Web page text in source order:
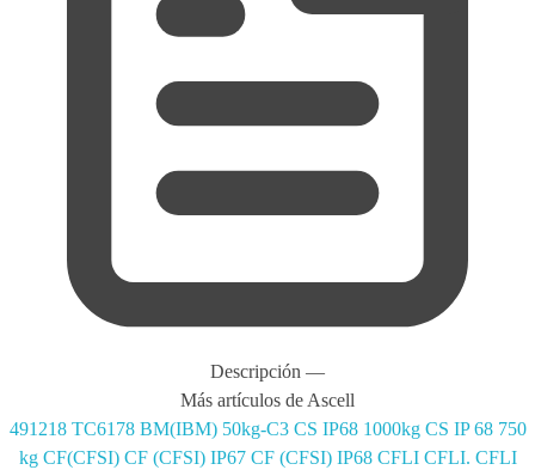
Descripción —
Más artículos de Ascell
491218 TC6178 BM(IBM) 50kg-C3 CS IP68 1000kg CS IP 68 750
kg CF(CFSI) CF (CFSI) IP67 CF (CFSI) IP68 CFLI CFLI. CFLI